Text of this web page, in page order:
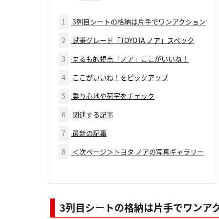
1
3列目シートの格納は片手でワンアクション
2
試乗グレード「TOYOTA ノア」スペック
3
まるも的視点「ノア」ここがいいね！
4
ここがいいね！をピックアップ
5
乗り心地や荷室をチェック
6
関連する記事
7
最新の記事
8
＜次ページ＞トヨタ ノアの写真ギャラリー
3列目シートの格納は片手でワンア